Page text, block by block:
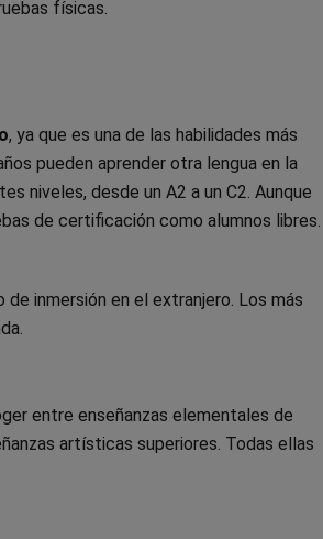
físicas.
, ya que es una de las habilidades más
pueden aprender otra lengua en la
niveles, desde un A2 a un C2. Aunque
de certificación como alumnos libres.
inmersión en el extranjero. Los más
entre enseñanzas elementales de
artísticas superiores. Todas ellas